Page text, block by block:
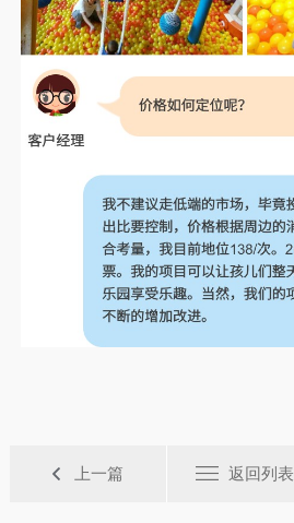
上一篇 返回列表